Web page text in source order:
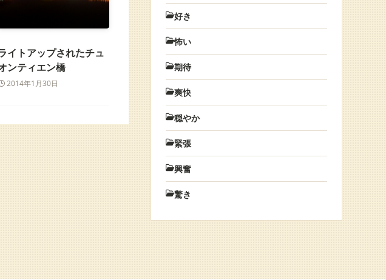
イトアップされたチュ
ンティエン橋
2014年1月30日
好き
怖い
期待
爽快
穏やか
緊張
興奮
驚き